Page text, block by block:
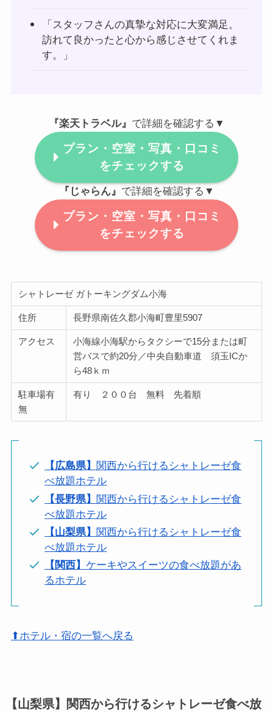
「スタッフさんの真摯な対応に大変満足。
訪れて良かったと心から感じさせてくれま
す。」
『楽天トラベル』 で詳細を確認する▼
プラン・空室・写真・口コミ
をチェックする
『じゃらん』 で詳細を確認する▼
プラン・空室・写真・口コミ
をチェックする
シャトレーゼ ガトーキングダム小海
住所 長野県南佐久郡小海町豊里5907
アクセス
小海線小海駅からタクシーで15分または町
営バスで約20分／中央自動車道 須玉ICか
ら48ｋｍ
駐車場有
無
有り ２００台 無料 先着順
【広島県】 関西から行けるシャトレーゼ食
べ放題ホテル
【長野県】 関西から行けるシャトレーゼ食
べ放題ホテル
【山梨県】 関西から行けるシャトレーゼ食
べ放題ホテル
【関西】ケーキやスイーツの食べ放題があ
るホテル
⬆ホテル・宿の一覧へ戻る
【山梨県】関西から行けるシャトレーゼ食べ放